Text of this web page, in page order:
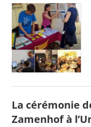
La cérémonie
Zamenhof à